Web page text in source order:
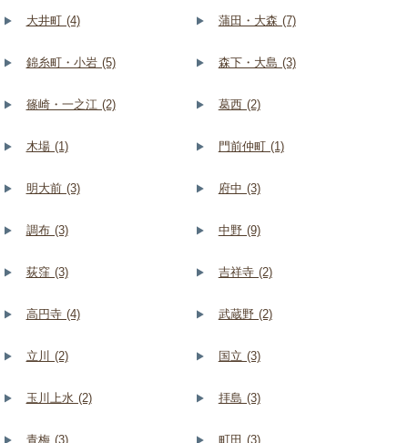
大井町 (4) 蒲田・大森 (7)
錦糸町・小岩 (5) 森下・大島 (3)
篠崎・一之江 (2) 葛西 (2)
木場 (1) 門前仲町 (1)
明大前 (3) 府中 (3)
調布 (3) 中野 (9)
荻窪 (3) 吉祥寺 (2)
高円寺 (4) 武蔵野 (2)
立川 (2) 国立 (3)
玉川上水 (2) 拝島 (3)
青梅 (3) 町田 (3)